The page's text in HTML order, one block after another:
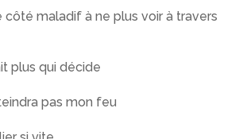
côté maladif à ne plus voir à travers
plus qui décide
pas mon feu